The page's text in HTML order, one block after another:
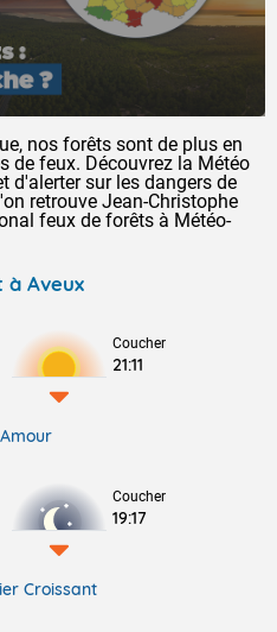
nos forêts sont de plus en
de feux. Découvrez la Météo
d'alerter sur les dangers de
retrouve Jean-Christophe
feux de forêts à Météo-
à Aveux
Coucher
21:11
Amour
Coucher
19:17
Croissant